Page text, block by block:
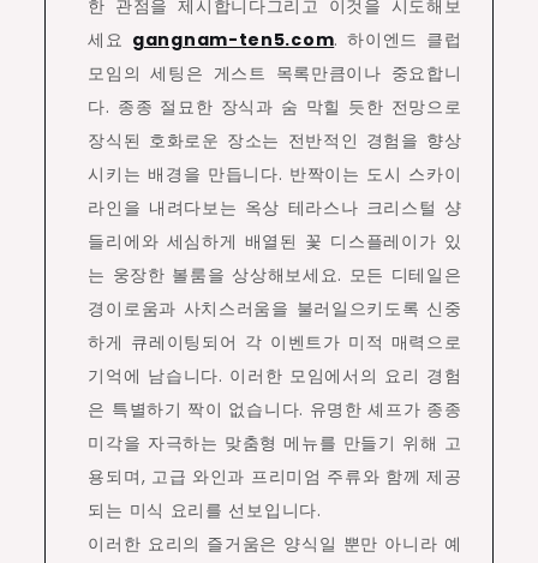
한 관점을 제시합니다그리고 이것을 시도해보
세요 gangnam-ten5.com. 하이엔드 클럽
모임의 세팅은 게스트 목록만큼이나 중요합니
다. 종종 절묘한 장식과 숨 막힐 듯한 전망으로
장식된 호화로운 장소는 전반적인 경험을 향상
시키는 배경을 만듭니다. 반짝이는 도시 스카이
라인을 내려다보는 옥상 테라스나 크리스털 샹
들리에와 세심하게 배열된 꽃 디스플레이가 있
는 웅장한 볼룸을 상상해보세요. 모든 디테일은
경이로움과 사치스러움을 불러일으키도록 신중
하게 큐레이팅되어 각 이벤트가 미적 매력으로
기억에 남습니다. 이러한 모임에서의 요리 경험
은 특별하기 짝이 없습니다. 유명한 셰프가 종종
미각을 자극하는 맞춤형 메뉴를 만들기 위해 고
용되며, 고급 와인과 프리미엄 주류와 함께 제공
되는 미식 요리를 선보입니다.
이러한 요리의 즐거움은 양식일 뿐만 아니라 예